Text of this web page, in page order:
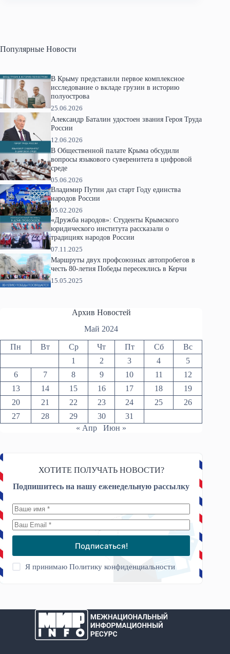
Популярные Новости
В Крыму представили первое комплексное
исследование о вкладе грузин в историю
полуострова
25.06.2026
Александр Баталин удостоен звания Героя Труда
России
12.06.2026
В Общественной палате Крыма обсудили
вопросы языкового суверенитета в цифровой
среде
05.06.2026
Владимир Путин дал старт Году единства
народов России
05.02.2026
«Дружба народов»: Студенты Крымского
юридического института рассказали о
традициях народов России
07.11.2025
Маршруты двух профсоюзных автопробегов в
честь 80-летия Победы пересеклись в Керчи
15.05.2025
Архив Новостей
Май 2024
Пн Вт Ср Чт Пт Сб
Вс
1
2 3 4
5
6
7 8 9 10 11
12
13
14 15 16 17 18
19
20
21 22 23 24 25
26
27
28 29 30
31
« Апр
Июн »
ХОТИТЕ ПОЛУЧАТЬ НОВОСТИ?
Подпишитесь на нашу еженедельную рассылку
Подписаться!
Я принимаюПолитику конфиденциальности